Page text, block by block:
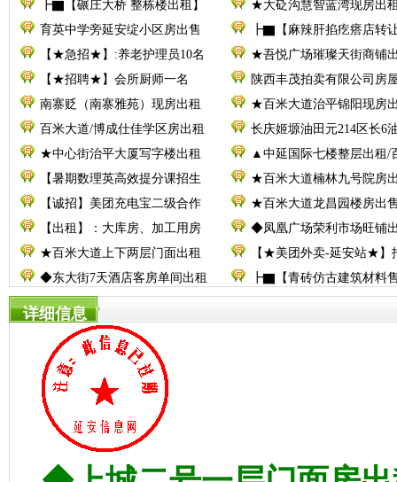
┣▇【碾庄大桥 整栋楼出租】
★大砭沟慧智蓝湾现房出
育英中学旁延安绽小区房出售
┣▇【麻辣肝掐疙瘩店转
【★急招★】:养老护理员10名
★吾悦广场璀璨天街商铺
【★招聘★】会所厨师一名
陕西丰茂拍卖有限公司房
南寨贬（南寨雅苑）现房出租
★百米大道治平锦阳现房
百米大道/博成仕佳学区房出租
长庆姬塬油田元214区长6
★中心街治平大厦写字楼出租
▲中延国际七楼整层出租/
【暑期数理英高效提分课招生
★百米大道楠林九号院房
【诚招】美团充电宝二级合作
★百米大道龙昌园楼房出
【出租】：大库房、加工用房
◆凤凰广场荣利市场旺铺
★百米大道上下两层门面出租
【★美团外卖-延安站★】
◆东大街7天酒店客房单间出租
┣▇【青砖仿古建筑材料
详细信息